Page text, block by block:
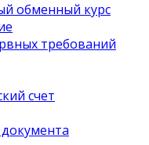
обменный курс
требований
счет